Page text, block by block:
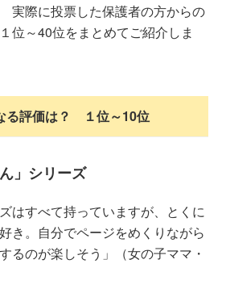
実際に投票した保護者の方からの
位～40位をまとめてご紹介しま
る評価は？ １位～10位
」シリーズ
はすべて持っていますが、とくに
き。自分でページをめくりながら
るのが楽しそう」（女の子ママ・